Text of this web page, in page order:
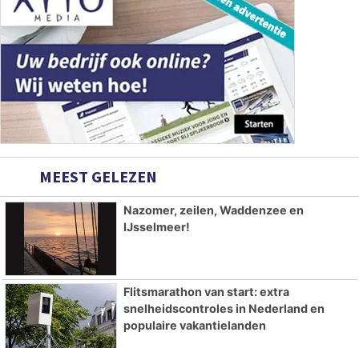
MEEST GELEZEN
Nazomer, zeilen, Waddenzee en
IJsselmeer!
Flitsmarathon van start: extra
snelheidscontroles in Nederland en
populaire vakantielanden